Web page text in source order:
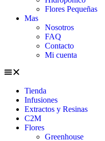
Flores Pequeñas
Mas
Nosotros
FAQ
Contacto
Mi cuenta
Tienda
Infusiones
Extractos y Resinas
C2M
Flores
Greenhouse